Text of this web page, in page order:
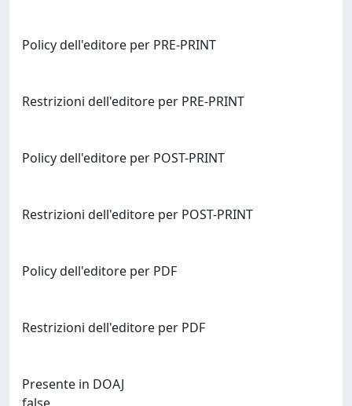
Policy dell'editore per PRE-PRINT
Restrizioni dell'editore per PRE-PRINT
Policy dell'editore per POST-PRINT
Restrizioni dell'editore per POST-PRINT
Policy dell'editore per PDF
Restrizioni dell'editore per PDF
Presente in DOAJ